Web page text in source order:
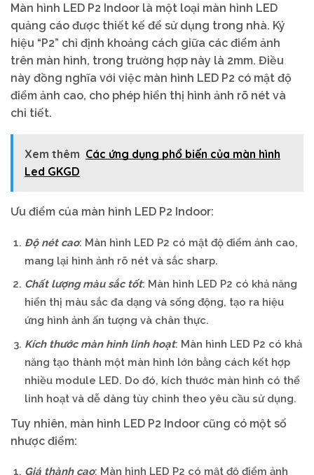
Màn hình LED P2 Indoor là một loại màn hình LED
quảng cáo được thiết kế để sử dụng trong nhà. Ký
hiệu “P2” chỉ định khoảng cách giữa các điểm ảnh
trên màn hình, trong trường hợp này là 2mm. Điều
này đồng nghĩa với việc màn hình LED P2 có mật độ
điểm ảnh cao, cho phép hiển thị hình ảnh rõ nét và
chi tiết.
Xem thêm Các ứng dụng phổ biến của màn hình
Led GKGD
Ưu điểm của màn hình LED P2 Indoor:
Độ nét cao: Màn hình LED P2 có mật độ điểm ảnh cao,
mang lại hình ảnh rõ nét và sắc sharp.
Chất lượng màu sắc tốt: Màn hình LED P2 có khả năng
hiển thị màu sắc đa dạng và sống động, tạo ra hiệu
ứng hình ảnh ấn tượng và chân thực.
Kích thước màn hình linh hoạt: Màn hình LED P2 có khả
năng tạo thành một màn hình lớn bằng cách kết hợp
nhiều module LED. Do đó, kích thước màn hình có thể
linh hoạt và dễ dàng tùy chỉnh theo yêu cầu sử dụng.
Tuy nhiên, màn hình LED P2 Indoor cũng có một số
nhược điểm:
Giá thành cao: Màn hình LED P2 có mật độ điểm ảnh